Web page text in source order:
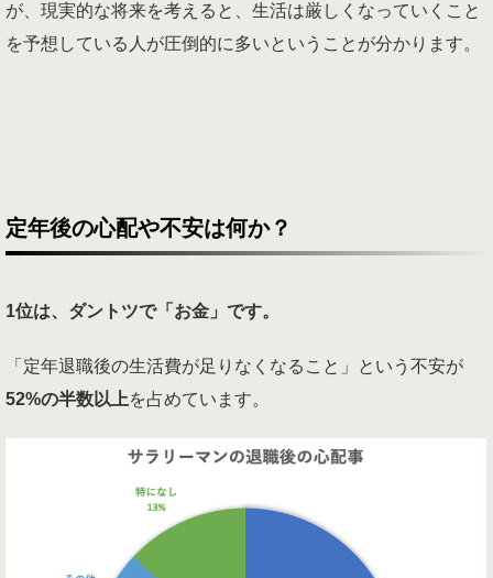
が、現実的な将来を考えると、生活は厳しくなっていくこと
を予想している人が圧倒的に多いということが分かります。
定年後の心配や不安は何か？
1位は、ダントツで「お金」です。
「定年退職後の生活費が足りなくなること」という不安が
52%の半数以上を占めています。